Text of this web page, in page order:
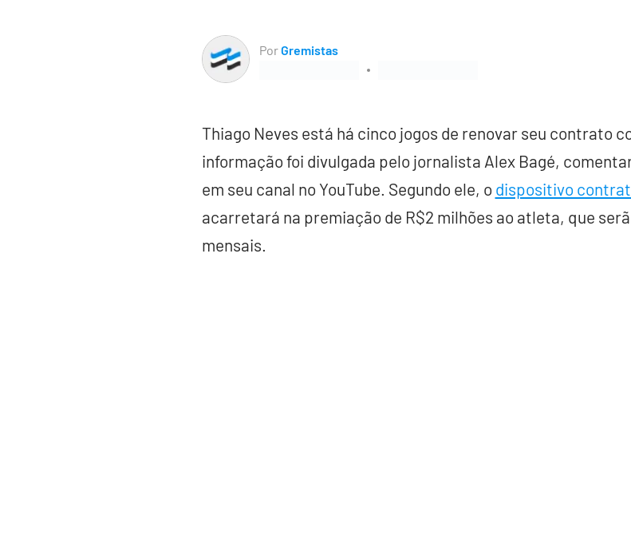
PorGremistas
Thiago Neves está há cinco jogos de renovar seu contrato
informação foi divulgada pelo jornalista Alex Bagé,
em seu canal no YouTube. Segundo ele, o dispositivo
acarretará na premiação de R$2 milhões ao atleta, que
mensais.